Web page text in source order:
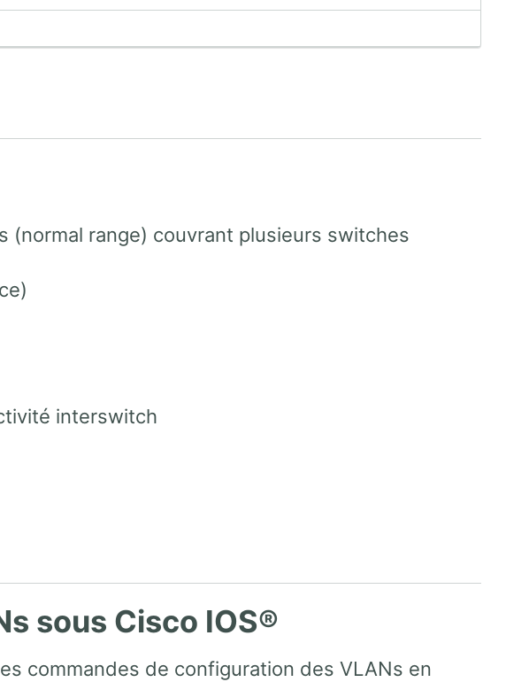
(normal range) couvrant plusieurs switches
interswitch
sous Cisco IOS®
commandes de configuration des VLANs en